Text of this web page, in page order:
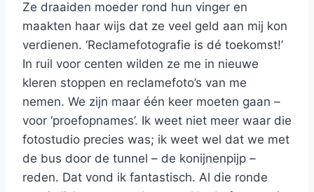
Ze draaiden moeder rond hun vinger en
maakten haar wijs dat ze veel geld aan mij kon
verdienen. ‘Reclamefotografie is dé toekomst!’
In ruil voor centen wilden ze me in nieuwe
kleren stoppen en reclamefoto’s van me
nemen. We zijn maar één keer moeten gaan –
voor ‘proefopnames’. Ik weet niet meer waar die
fotostudio precies was; ik weet wel dat we met
de bus door de tunnel – de konijnenpijp –
reden. Dat vond ik fantastisch. Al die ronde